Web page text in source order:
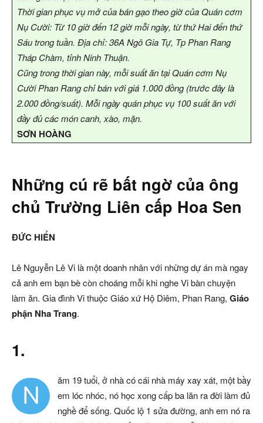
Thời gian phục vụ mở của bán gạo theo giờ của Quán cơm
Nụ Cười: Từ 10 giờ đến 12 giờ mỗi ngày, từ thứ Hai đến thứ
Sáu trong tuần. Địa chỉ: 36A Ngô Gia Tự, Tp Phan Rang
Tháp Chàm, tỉnh Ninh Thuận.
Cũng trong thời gian này, mỗi suất ăn tại Quán cơm Nụ
Cười Phan Rang chỉ bán với giá 1.000 đồng (trước đây là
2.000 đồng/suất). Mỗi ngày quán phục vụ 100 suất ăn với
đầy đủ các món canh, xào, mặn.
SƠN HOÀNG
Những cú rẽ bất ngờ của ông
chủ Trường Liên cấp Hoa Sen
ĐỨC HIỂN
Lê Nguyễn Lê Vi là một doanh nhân với những dự án mà ngay
cả anh em bạn bè còn choáng mỗi khi nghe Vi bàn chuyện
làm ăn. Gia đình Vi thuộc Giáo xứ Hộ Diêm, Phan Rang, Giáo
phận Nha Trang.
1.
N
ăm 19 tuổi, ở nhà có cái nhà máy xay xát, một bầy
em lóc nhóc, nó học xong cấp ba lăn ra đời làm đủ
nghề để sống. Quốc lộ 1 sửa đường, anh em nó ra